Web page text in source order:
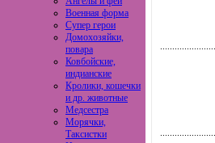
Военная форма
Супер герои
Домохозяйки,
повара
Ковбойские,
индианские
Кролики, кошечки
и др. животные
Медсестра
Морячки,
Таксистки